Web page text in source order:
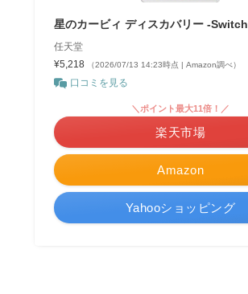
星のカービィ ディスカバリー -Switch
任天堂
¥5,218
（2026/07/13 14:23時点 | Amazon調べ）
口コミを見る
Amazon
＼ポイント最大11倍！／
楽天市場
Yahooショッピング